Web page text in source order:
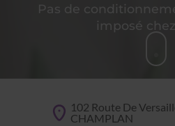
Pas de
imposé
102 Route De
CHAMPLAN